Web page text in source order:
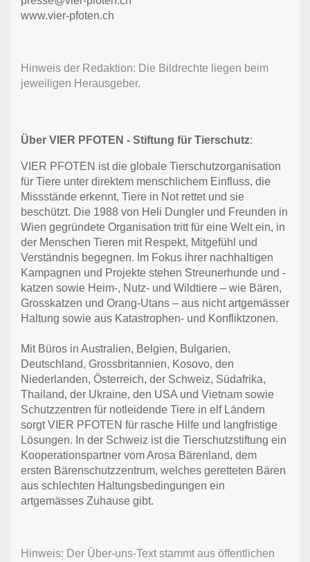
www.vier-pfoten.ch
Hinweis der Redaktion: Die Bildrechte liegen beim
jeweiligen Herausgeber.
Über VIER PFOTEN - Stiftung für Tierschutz:
VIER PFOTEN ist die globale Tierschutzorganisation
für Tiere unter direktem menschlichem Einfluss, die
Missstände erkennt, Tiere in Not rettet und sie
beschützt. Die 1988 von Heli Dungler und Freunden in
Wien gegründete Organisation tritt für eine Welt ein, in
der Menschen Tieren mit Respekt, Mitgefühl und
Verständnis begegnen. Im Fokus ihrer nachhaltigen
Kampagnen und Projekte stehen Streunerhunde und -
katzen sowie Heim-, Nutz- und Wildtiere – wie Bären,
Grosskatzen und Orang-Utans – aus nicht artgemässer
Haltung sowie aus Katastrophen- und Konfliktzonen.
Mit Büros in Australien, Belgien, Bulgarien,
Deutschland, Grossbritannien, Kosovo, den
Niederlanden, Österreich, der Schweiz, Südafrika,
Thailand, der Ukraine, den USA und Vietnam sowie
Schutzzentren für notleidende Tiere in elf Ländern
sorgt VIER PFOTEN für rasche Hilfe und langfristige
Lösungen. In der Schweiz ist die Tierschutzstiftung ein
Kooperationspartner vom Arosa Bärenland, dem
ersten Bärenschutzzentrum, welches geretteten Bären
aus schlechten Haltungsbedingungen ein
artgemässes Zuhause gibt.
Hinweis: Der Über-uns-Text stammt aus öffentlichen